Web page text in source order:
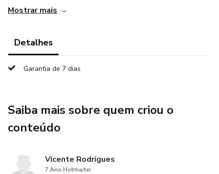
Mostrar mais
Detalhes
Garantia de 7 dias
Saiba mais sobre quem criou o
conteúdo
Vicente Rodrigues
7 Ano Hotmarter